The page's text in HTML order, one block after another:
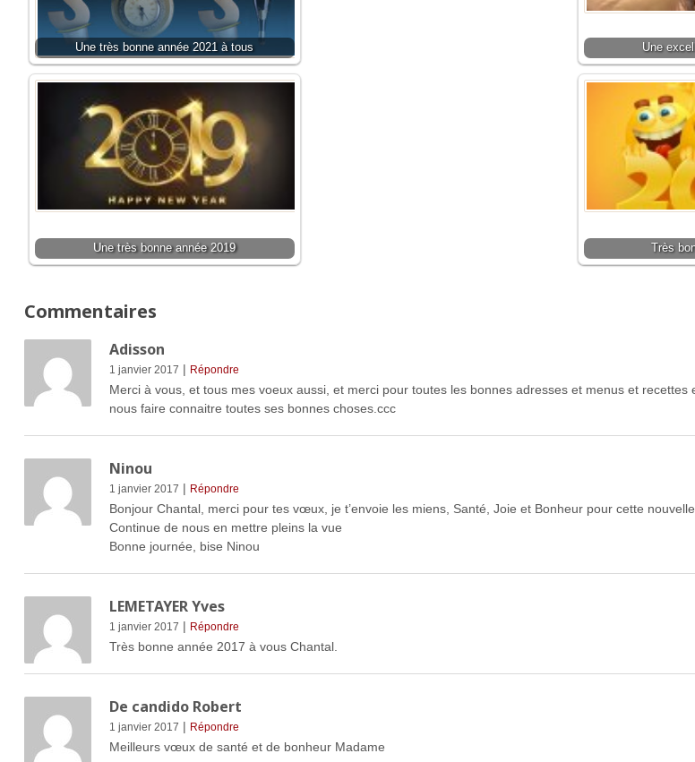
Une très bonne année 2021 à tous Une
Une très bonne année 2019 Très
Commentaires
Adisson
1 janvier 2017 | Répondre
Merci à vous, et tous mes voeux aussi, et merci pour toutes les bonnes adresses et menus et recettes
nous faire connaitre toutes ses bonnes choses.ccc
Ninou
1 janvier 2017 | Répondre
Bonjour Chantal, merci pour tes vœux, je t’envoie les miens, Santé, Joie et Bonheur pour cette
Continue de nous en mettre pleins la vue
Bonne journée, bise Ninou
LEMETAYER Yves
1 janvier 2017 | Répondre
Très bonne année 2017 à vous Chantal.
De candido Robert
1 janvier 2017 | Répondre
Meilleurs vœux de santé et de bonheur Madame